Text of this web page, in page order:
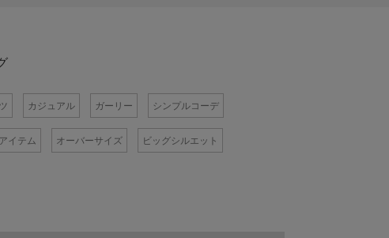
カジュアル ガーリー シンプルコーデ
イテム オーバーサイズ ビッグシルエット